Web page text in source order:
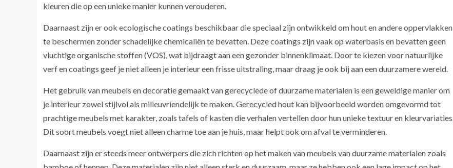
kleuren die op een unieke manier kunnen verouderen.
Daarnaast zijn er ook ecologische coatings beschikbaar die speciaal zijn ontwikkeld om hout en andere oppervlakken
te beschermen zonder schadelijke chemicaliën te bevatten. Deze coatings zijn vaak op waterbasis en bevatten geen
vluchtige organische stoffen (VOS), wat bijdraagt aan een gezonder binnenklimaat. Door te kiezen voor natuurlijke
verf en coatings geef je niet alleen je interieur een frisse uitstraling, maar draag je ook bij aan een duurzamere wereld.
Het gebruik van meubels en decoratie gemaakt van gerecyclede of duurzame materialen is een geweldige manier om
je interieur zowel stijlvol als milieuvriendelijk te maken. Gerecycled hout kan bijvoorbeeld worden omgevormd tot
prachtige meubels met karakter, zoals tafels of kasten die verhalen vertellen door hun unieke textuur en kleurvariaties.
Dit soort meubels voegt niet alleen charme toe aan je huis, maar helpt ook om afval te verminderen.
Daarnaast zijn er steeds meer ontwerpers die zich richten op het maken van meubels van duurzame materialen zoals